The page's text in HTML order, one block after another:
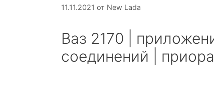
11.11.2021 от New Lada
Ваз 2170 |
соединений |